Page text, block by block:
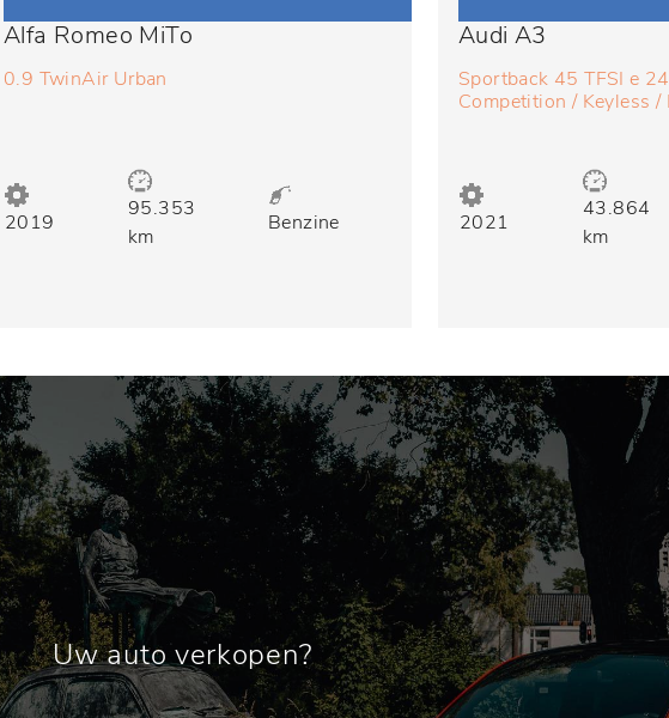
Alfa Romeo MiTo
0.9 TwinAir Urban
2019
95.353
km
Benzine
Audi A3
Sportback 45 TFSI e
Competition / Keyless
2021
43.864
km
Uw auto verkopen?